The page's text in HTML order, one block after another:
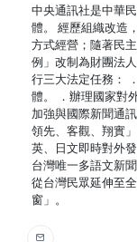
中央通訊社是中華
體。 經歷組織改造
方式經營；隨著民
例」改制為財團法
行三大法定任務：
體。 ．辦理國家對
加強與國際新聞通
領先、客觀、翔實
英、日文即時對外
台灣唯一多語文新
從台灣民眾延伸至
窗」。